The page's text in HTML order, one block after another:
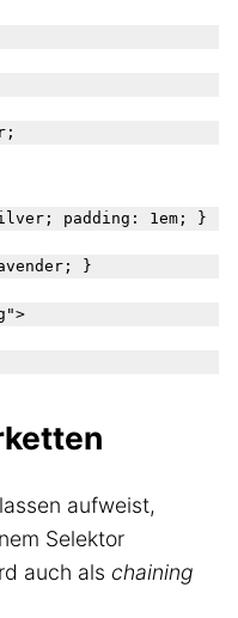
padding: 1em; }
}
aufweist,
Selektor
auch als chaining